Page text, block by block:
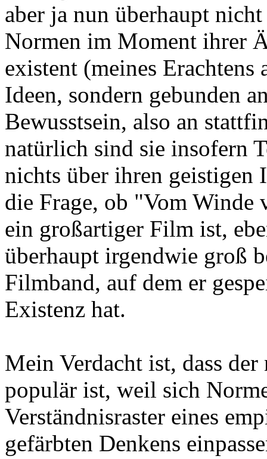
aber ja nun überhaupt
Normen im Moment ihrer
existent (meines
Ideen, sondern gebunden
Bewusstsein, also an
natürlich sind sie insofern
nichts über ihren geistigen
die Frage, ob "Vom Winde
ein großartiger Film ist,
überhaupt irgendwie groß
Filmband, auf dem er
Existenz hat.
Mein Verdacht ist, dass
populär ist, weil sich
Verständnisraster eines
gefärbten Denkens